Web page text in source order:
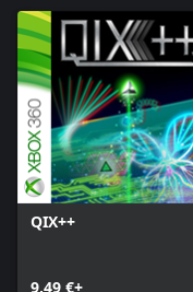
QIX++
9,49 €+